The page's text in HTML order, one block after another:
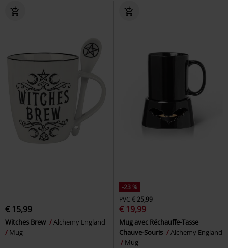
€ 15,99
Witches Brew
Alchemy England
Mug
-23 %
PVC € 25,99
€ 19,99
Mug avec Réchauffe-Tasse
Chauve-Souris
Alchemy England
Mug